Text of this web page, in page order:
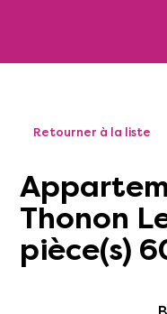
Retourner à la liste
Appartement rénové
Thonon
pièce(s)